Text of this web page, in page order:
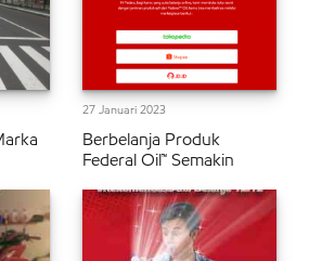
27 Januari 2023
Berbelanja Produk
Federal Oil™ Semakin